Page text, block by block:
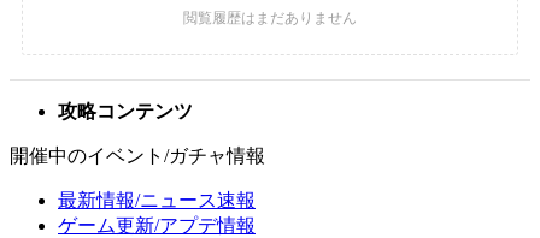
攻略コンテンツ
開催中のイベント/ガチャ情報
最新情報/ニュース速報
ゲーム更新/アプデ情報